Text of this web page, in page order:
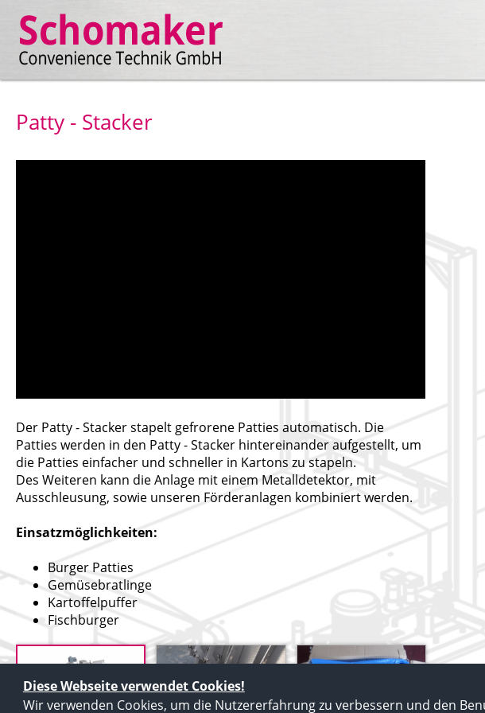
Diese Webseite verwendet Cookies!
Wir verwenden Cookies, um die Nutzererfahrung zu verbessern und den
Patty - Stacker
Der Patty - Stacker stapelt gefrorene Patties automatisch. Die
Patties werden in den Patty - Stacker hintereinander aufgestellt, um
die Patties einfacher und schneller in Kartons zu stapeln.
Des Weiteren kann die Anlage mit einem Metalldetektor, mit
Ausschleusung, sowie unseren Förderanlagen kombiniert werden.
Einsatzmöglichkeiten:
Burger Patties
Gemüsebratlinge
Kartoffelpuffer
Fischburger